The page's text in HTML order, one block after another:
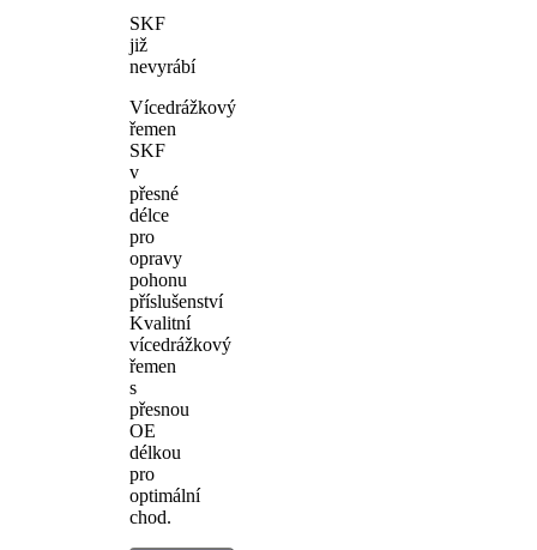
SKF
již
nevyrábí
Vícedrážkový
řemen
SKF
v
přesné
délce
pro
opravy
pohonu
příslušenství
Kvalitní
vícedrážkový
řemen
s
přesnou
OE
délkou
pro
optimální
chod.